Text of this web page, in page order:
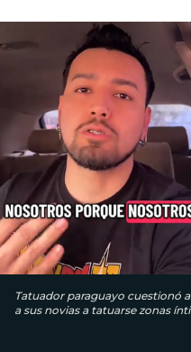
Tatuador paraguayo cuestionó
a sus novias a tatuarse zonas